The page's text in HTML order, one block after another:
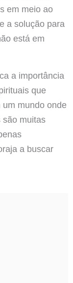
em meio ao
a solução para
está em
a importância
que
mundo onde
são muitas
a buscar